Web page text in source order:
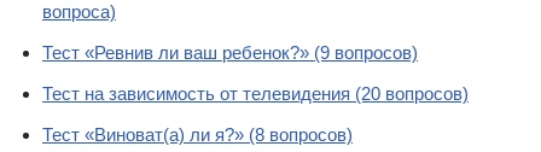
вопроса)
Тест «Ревнив ли ваш ребенок?» (9 вопросов)
Тест на зависимость от телевидения (20 вопросов)
Тест «Виноват(а) ли я?» (8 вопросов)